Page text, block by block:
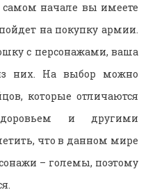
самом начале вы имеете
на покупку армии.
с персонажами, ваша
них. На выбор можно
которые отличаются
и другими
что в данном мире
– големы, поэтому